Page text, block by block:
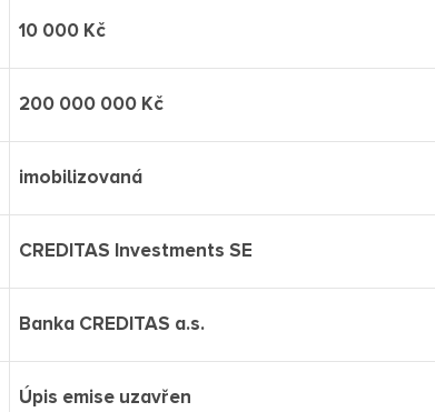
10 000 Kč
200 000 000 Kč
imobilizovaná
CREDITAS Investments SE
Banka CREDITAS a.s.
Úpis emise uzavřen